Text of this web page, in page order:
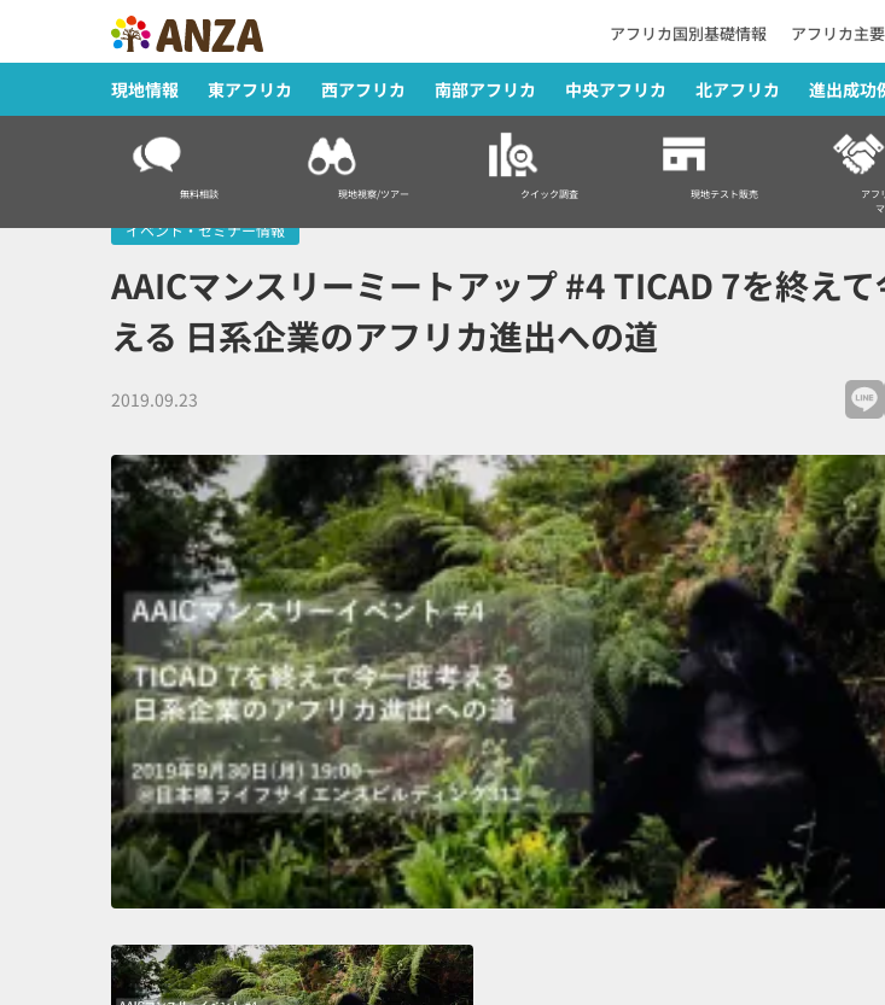
アフリカ国別基礎情報 アフリカ主
現地情報 東アフリカ 西アフリカ 南部アフリカ 中央アフリカ 北アフリカ 進出成功
無料相談 現地視察/ツアー クイック調査 現地テスト販売
アフ
HOME イベント・セミナー情報 >AAICマンスリーミートアップ #4 TICAD 7を終えて今一度考える 日系企業のアフリカ
イベント・セミナー情報
AAICマンスリーミートアップ #4 TICAD 7を終え
える 日系企業のアフリカ進出への道
2019.09.23